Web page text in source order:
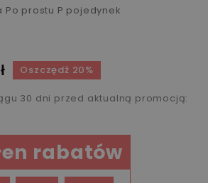
Po prostu P pojedynek
Oszczędź 20%
30 dni przed aktualną promocją:
rabatów